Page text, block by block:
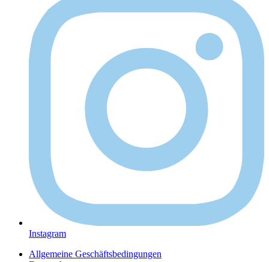
Instagram
Allgemeine Geschäftsbedingungen